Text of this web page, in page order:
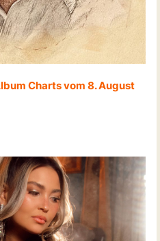
Charts vom 8. August